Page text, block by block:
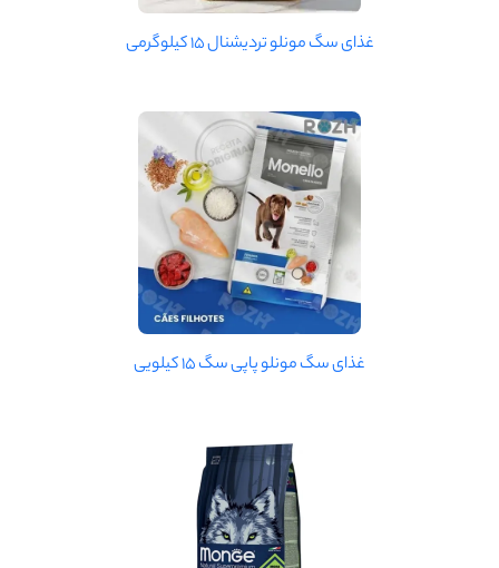
غذای سگ مونلو تردیشنال 15 کیلوگرمی
غذای سگ مونلو پاپی سگ 15 کیلویی